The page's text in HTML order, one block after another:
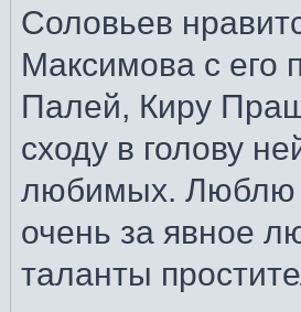
Соловьев
Максимова с его
Палей, Киру
сходу в голову
любимых. Люблю
очень за явное
таланты